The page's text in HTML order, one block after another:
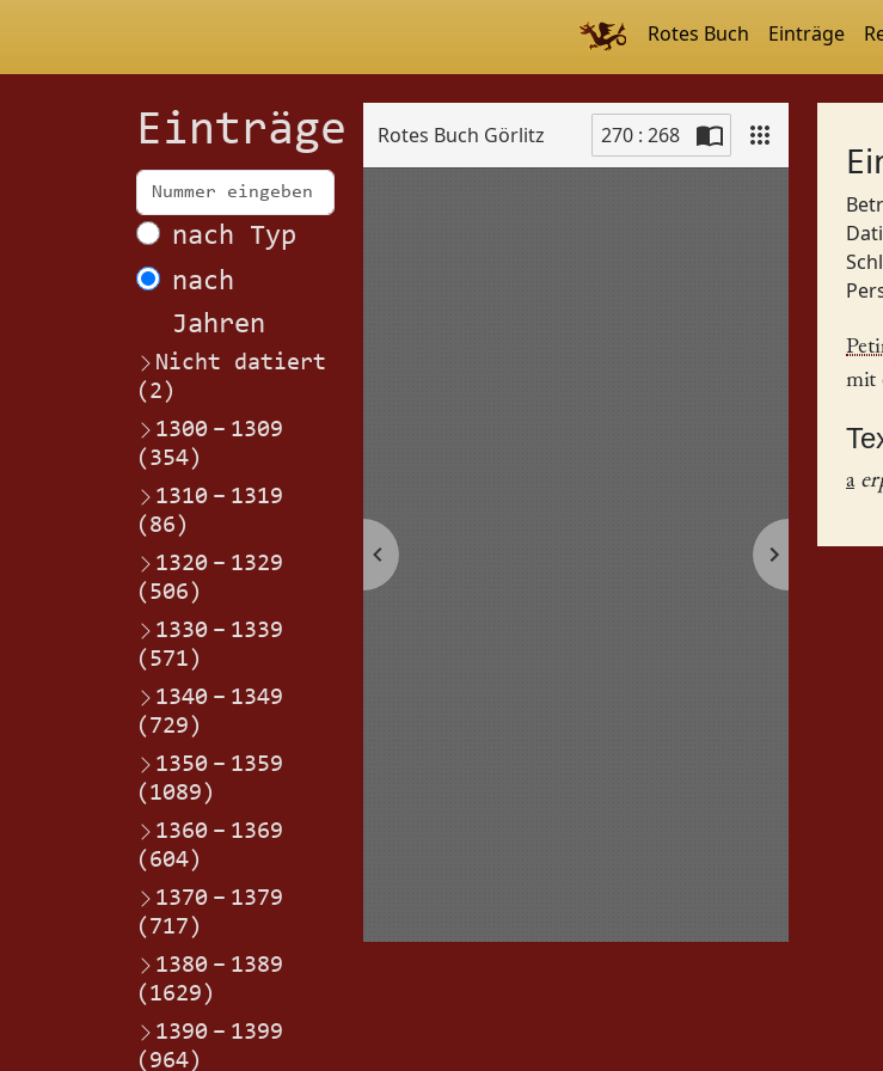
Rotes Buch Einträge
Einträge
nach Typ
nach
Jahren
Nicht datiert
(2)
1300 – 1309
(354)
1310 – 1319
(86)
1320 – 1329
(506)
1330 – 1339
(571)
1340 – 1349
(729)
1350 – 1359
(1089)
1360 – 1369
(604)
1370 – 1379
(717)
1380 – 1389
(1629)
1390 – 1399
(964)
Rotes Buch Görlitz 270 : 268
mit
a